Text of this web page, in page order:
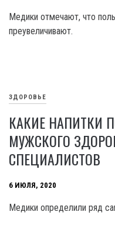
Медики отмечают, что
преувеличивают.
ЗДОРОВЬЕ
КАКИЕ НАПИТКИ
МУЖСКОГО
СПЕЦИАЛИСТОВ
6 ИЮЛЯ, 2020
Медики определили ряд